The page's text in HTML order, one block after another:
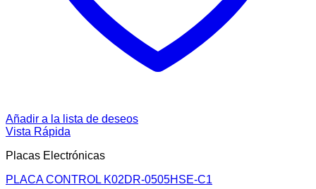
Añadir a la lista de deseos
Vista Rápida
Placas Electrónicas
PLACA CONTROL K02DR-0505HSE-C1